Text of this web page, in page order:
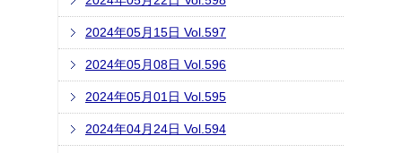
2024年05月15日 Vol.597
2024年05月08日 Vol.596
2024年05月01日 Vol.595
2024年04月24日 Vol.594